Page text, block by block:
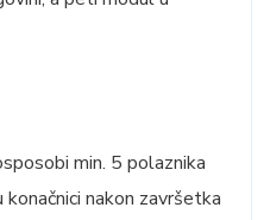
min. 5 polaznika
konačnici nakon završetka